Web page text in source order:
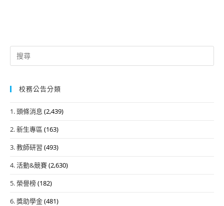
Search
for:
校務公告分類
1. 頭條消息 (2,439)
2. 新生專區 (163)
3. 教師研習 (493)
4. 活動&競賽(2,630)
5. 榮譽榜(182)
6. 獎助學金(481)